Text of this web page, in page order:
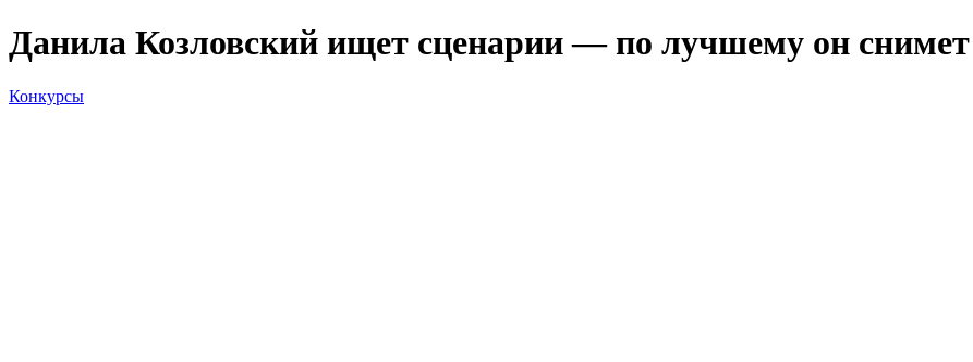
Данила Козловский ищет сценарии — по лучшему он
Конкурсы